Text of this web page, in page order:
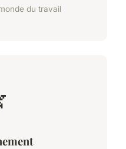
du travail